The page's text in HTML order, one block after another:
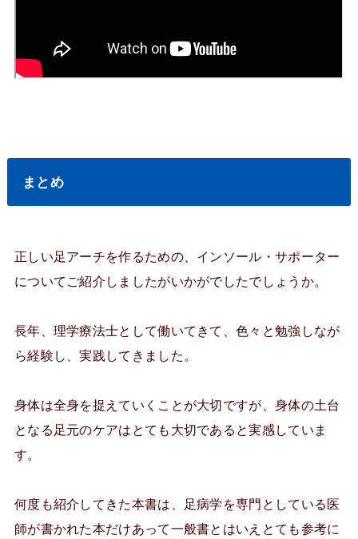
まとめ
正しい足アーチを作るための、インソール・サポーター
についてご紹介しましたがいかがでしたでしょうか。
長年、理学療法士として働いてきて、色々と勉強しなが
ら経験し、実践してきました。
身体は全身を捉えていくことが大切ですが、身体の土台
となる足元のケアはとても大切であると実感していま
す。
何度も紹介してきた本書は、足病学を専門としている医
師が書かれた本だけあって一般書とはいえとても参考に